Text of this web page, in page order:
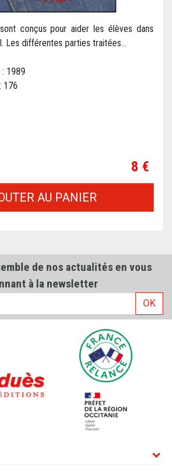
conçus pour aider les élèves dans
Les différentes parties traitées...
: 1989
: 176
Prix
8 €
AU PANIER
de nos actualités en vous
à la newsletter
OK